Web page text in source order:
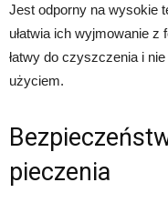
Jest odporny na wysokie
ułatwia ich wyjmowanie
łatwy do czyszczenia i
użyciem.
pieczenia